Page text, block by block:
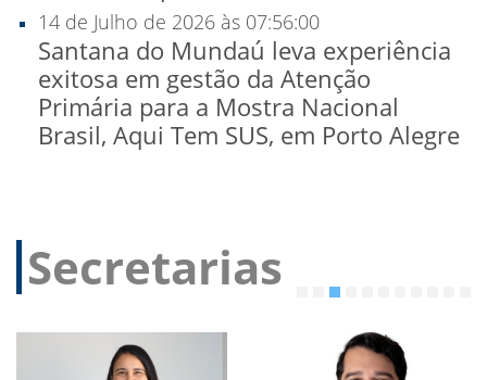
14 de Julho de 2026 às 07:56:00
Santana do Mundaú leva experiência
exitosa em gestão da Atenção
Primária para a Mostra Nacional
Brasil, Aqui Tem SUS, em Porto Alegre
Secretarias